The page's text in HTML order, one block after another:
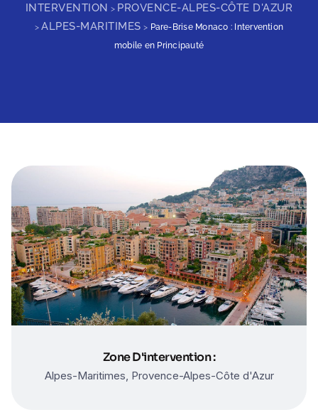
INTERVENTION > PROVENCE-ALPES-CÔTE D'AZUR
>ALPES-MARITIMES > Pare-Brise Monaco : Intervention
mobile en Principauté
Zone D'intervention :
Alpes-Maritimes, Provence-Alpes-Côte d'Azur